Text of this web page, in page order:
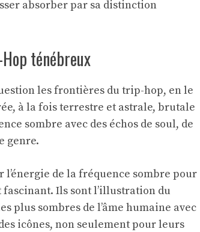
absorber par sa distinction
ténébreux
les frontières du trip-hop, en le
à la fois terrestre et astrale, brutale
sombre avec des échos de soul, de
genre.
de la fréquence sombre pour
Ils sont l’illustration du
plus sombres de l’âme humaine avec
icônes, non seulement pour leurs